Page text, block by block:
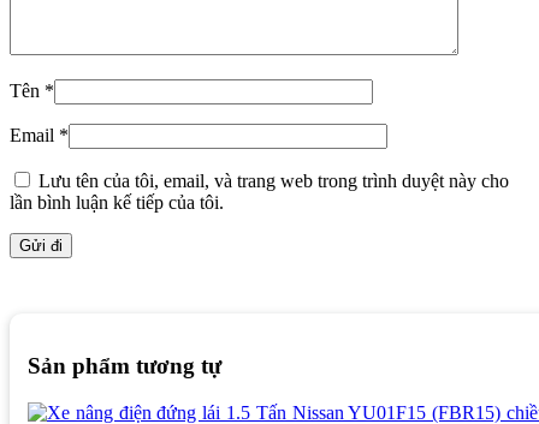
Tên *
Email *
Lưu tên của tôi, email, và trang web trong trình duyệt này cho
lần bình luận kế tiếp của tôi.
Sản phẩm tương tự